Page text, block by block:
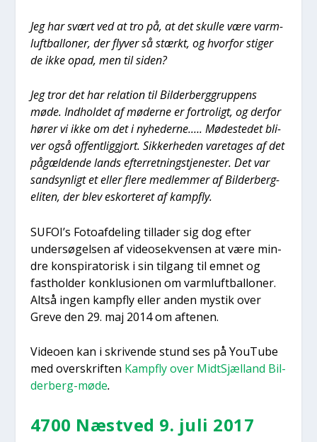
Jeg har svært ved at tro på, at det skul­le være varm­
luft­bal­lo­ner, der fly­ver så stærkt, og hvor­for sti­ger
de ikke opad, men til siden?
Jeg tror det har rela­tion til Bil­der­berg­grup­pens
møde. Ind­hol­det af møde­r­ne er for­tro­ligt, og der­for
hører vi ikke om det i nyhe­der­ne.…. Møde­ste­det bli­
ver også offent­lig­gjort. Sik­ker­he­den vare­ta­ges af det
pågæl­den­de lands efter­ret­ning­s­tje­ne­ster. Det var
sand­syn­ligt et eller fle­re med­lem­mer af Bil­der­berg-
eli­ten, der blev eskor­te­ret af kamp­fly.
SUFOI’s Foto­af­de­ling til­la­der sig dog efter
under­sø­gel­sen af video­se­kven­sen at være min­
dre kon­spira­to­risk i sin til­gang til emnet og
fast­hol­der kon­klu­sio­nen om varm­luft­bal­lo­ner.
Alt­så ingen kamp­fly eller anden mystik over
Gre­ve den 29. maj 2014 om afte­nen.
Video­en kan i skri­ven­de stund ses på YouTu­be
med over­skrif­ten Kamp­fly over MidtSjæl­land Bil­
der­berg-møde.
4700 Næst­ved 9. juli 2017